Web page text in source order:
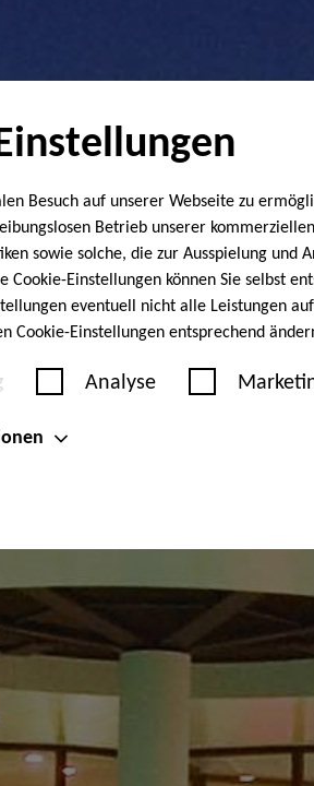
Besuch auf unserer Webseite zu
Betrieb unserer
sowie solche, die zur Ausspielung
Cookie-Einstellungen können Sie selbst
eventuell nicht alle Leistungen
Cookie-Einstellungen entsprechend
Analyse